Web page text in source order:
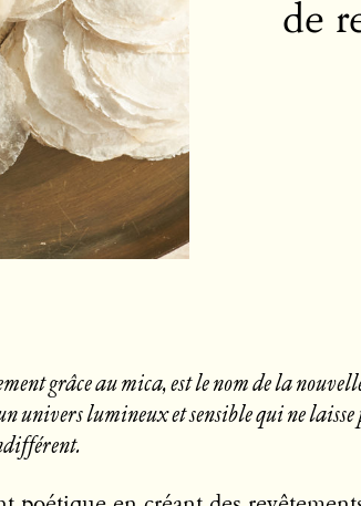
de
grâce au mica, est le nom de la
univers lumineux et sensible qui ne laisse